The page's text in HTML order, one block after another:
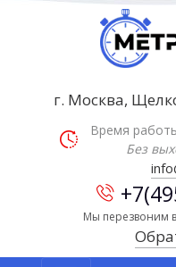
г. Москва,
Время
Без
Мы перезвоним